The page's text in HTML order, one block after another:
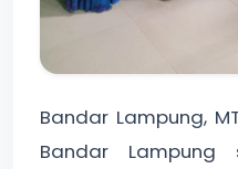
Bandar Lampung,
Bandar Lampung